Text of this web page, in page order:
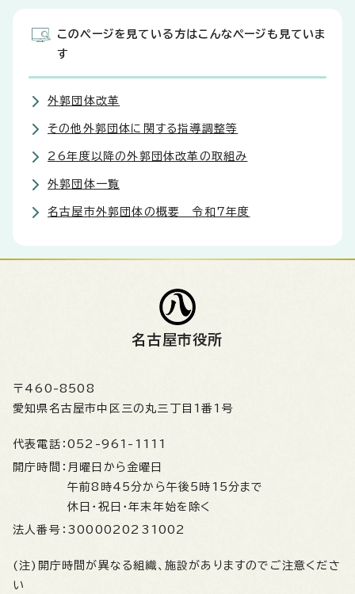
このページを見ている方はこんなページも見ていま
す
外郭団体改革
その他外郭団体に関する指導調整等
26年度以降の外郭団体改革の取組み
外郭団体一覧
名古屋市外郭団体の概要 令和7年度
名古屋市役所
〒460-8508
愛知県名古屋市中区三の丸三丁目1番1号
代表電話： 052-961-1111
開庁時間： 月曜日から金曜日
午前8時45分から午後5時15分まで
休日・祝日・年末年始を除く
法人番号： 3000020231002
(注)開庁時間が異なる組織、施設がありますのでご注意くださ
い